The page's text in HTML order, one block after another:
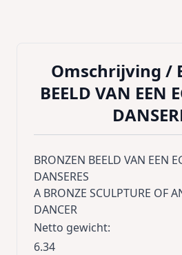
Omschrijving /
BEELD VAN EEN
BRONZEN BEELD VAN EEN
DANSERES
A BRONZE SCULPTURE OF
DANCER
Netto gewicht:
6.34